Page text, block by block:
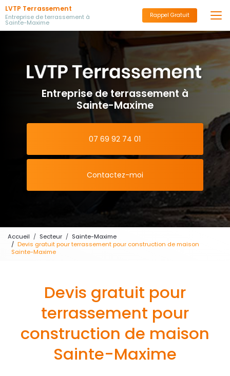
Aller
au
contenu
principal
LVTP Terrassement
Entreprise de terrassement à
Sainte-Maxime
Rappel Gratuit
Entreprise de terrassement à
Sainte-Maxime
07 69 92 74 01
Contactez-moi
Accueil Secteur
Sainte-Maxime
Devis gratuit pour terrassement pour construction de maison
Sainte-Maxime
Devis gratuit pour
terrassement pour
construction de maison
Sainte-Maxime